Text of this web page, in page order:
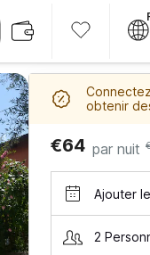
obtenir
€64 par nuit
Ajouter
2